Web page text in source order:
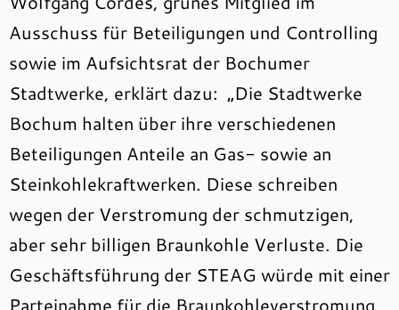
Ausschuss für Beteiligungen und Controlling
sowie im Aufsichtsrat der Bochumer
Stadtwerke, erklärt dazu: „Die Stadtwerke
Bochum halten über ihre verschiedenen
Beteiligungen Anteile an Gas- sowie an
Steinkohlekraftwerken. Diese schreiben
wegen der Verstromung der schmutzigen,
aber sehr billigen Braunkohle Verluste. Die
Geschäftsführung der STEAG würde mit einer
Parteinahme für die Braunkohleverstromung